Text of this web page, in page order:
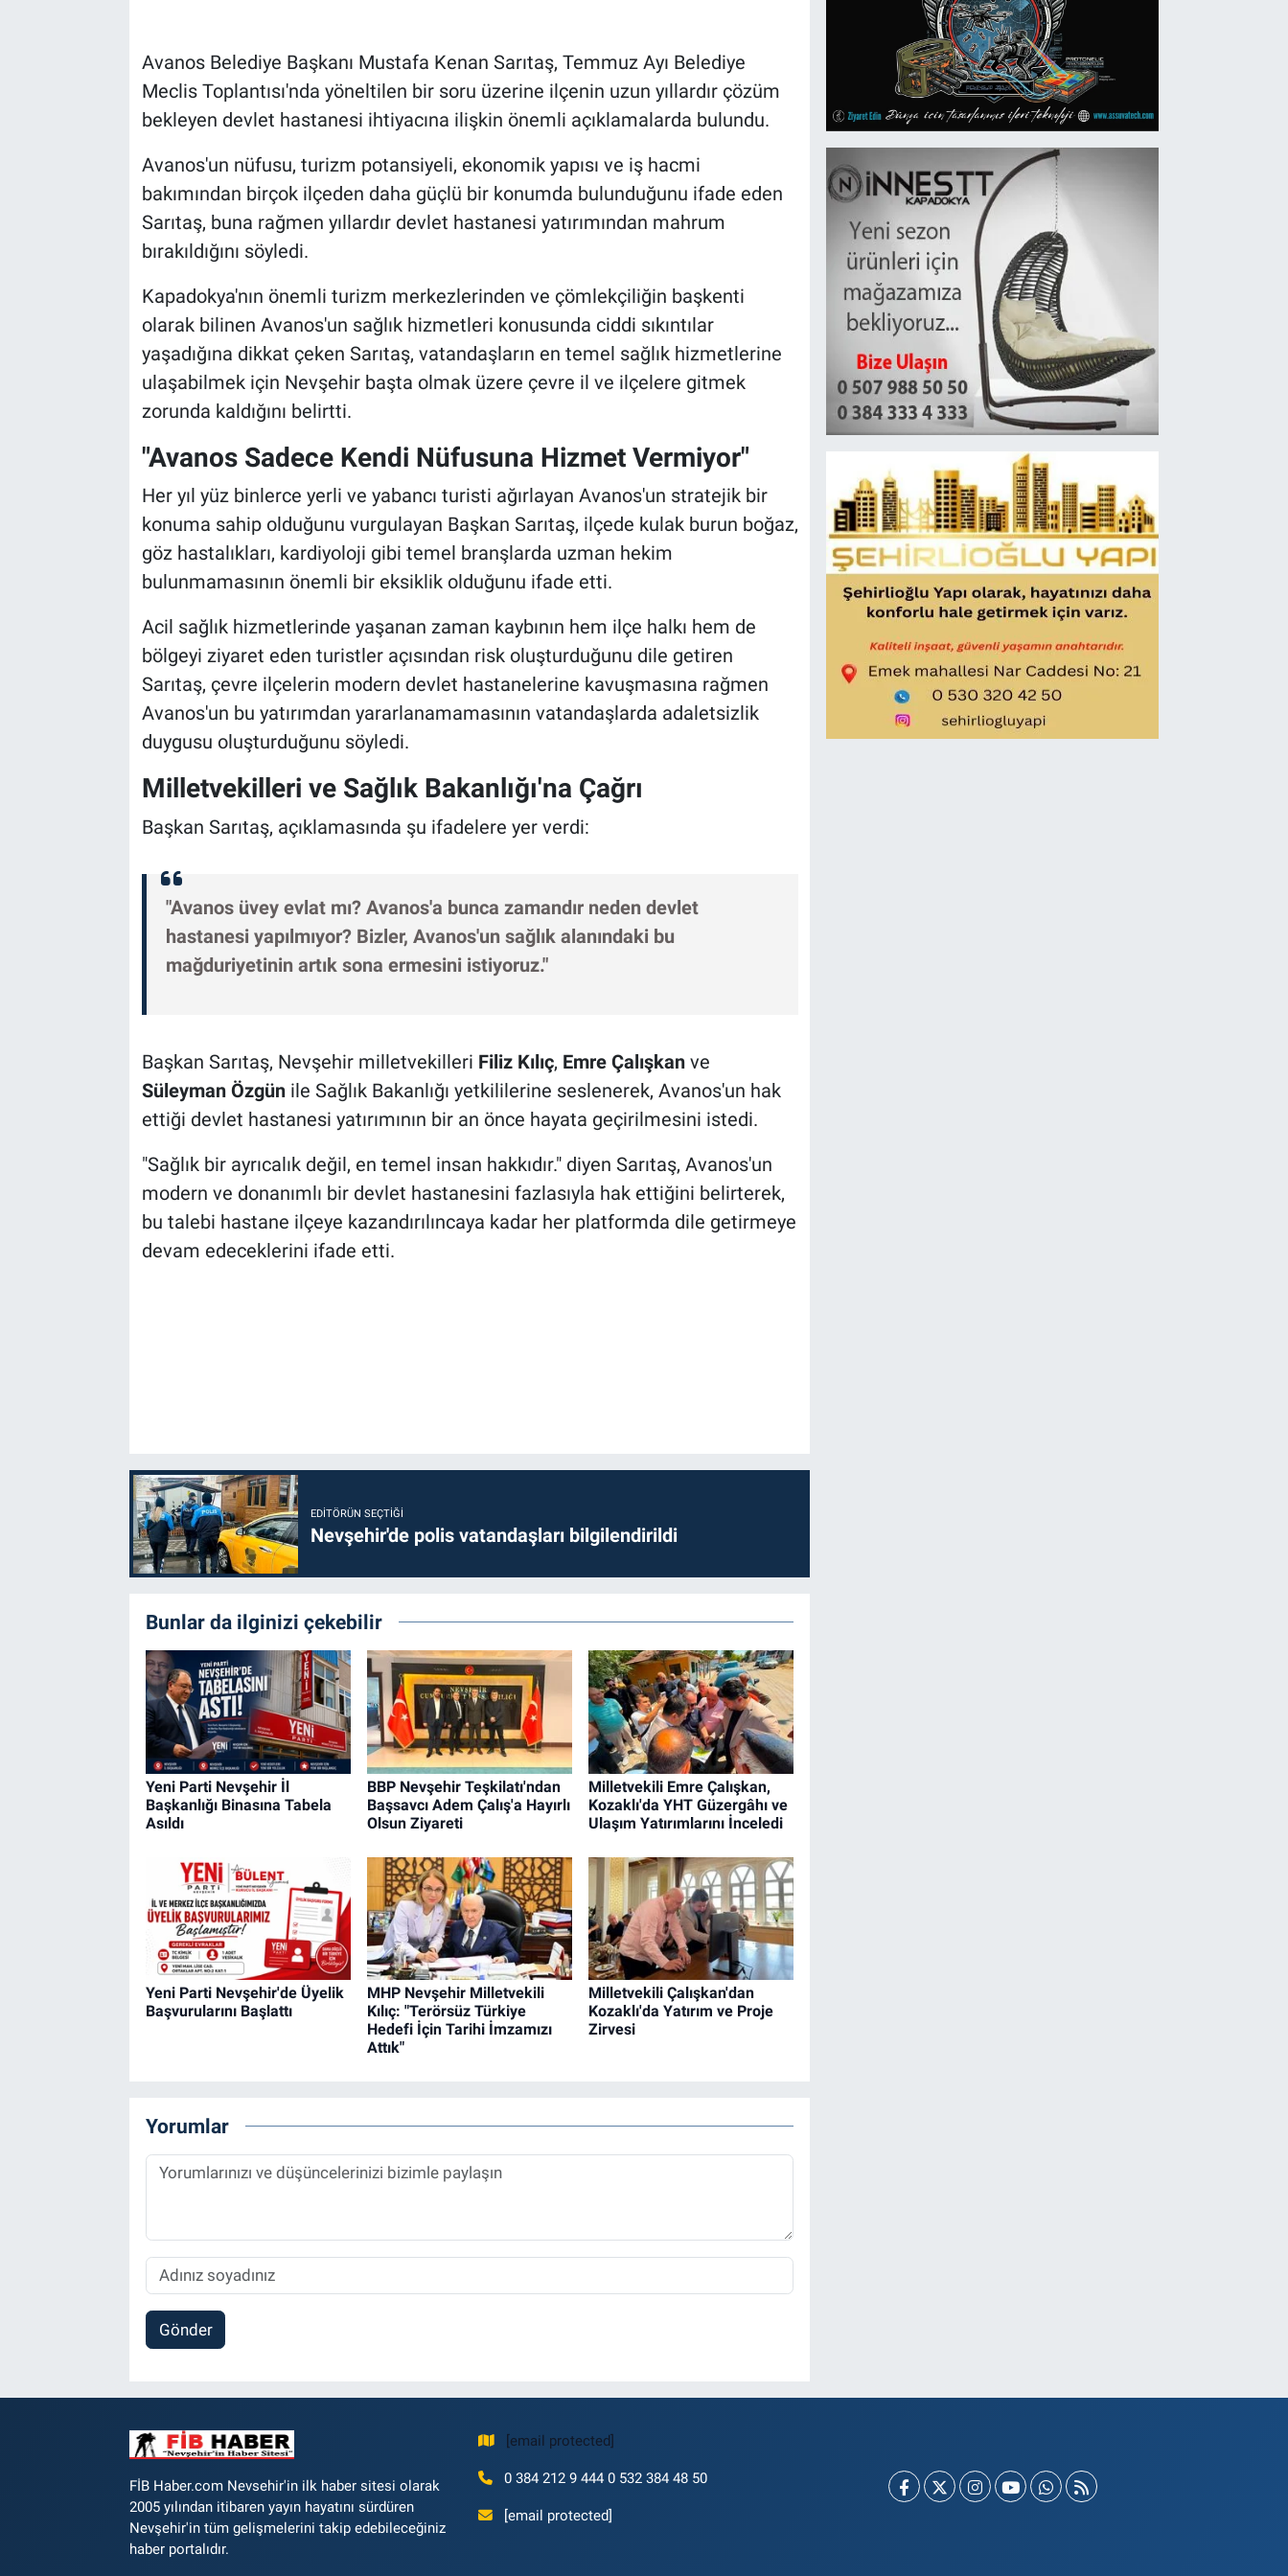
Avanos Belediye Başkanı Mustafa Kenan Sarıtaş, Temmuz Ayı Belediye
Meclis Toplantısı'nda yöneltilen bir soru üzerine ilçenin uzun yıllardır çözüm
bekleyen devlet hastanesi ihtiyacına ilişkin önemli açıklamalarda bulundu.
Avanos'un nüfusu, turizm potansiyeli, ekonomik yapısı ve iş hacmi
bakımından birçok ilçeden daha güçlü bir konumda bulunduğunu ifade eden
Sarıtaş, buna rağmen yıllardır devlet hastanesi yatırımından mahrum
bırakıldığını söyledi.
Kapadokya'nın önemli turizm merkezlerinden ve çömlekçiliğin başkenti
olarak bilinen Avanos'un sağlık hizmetleri konusunda ciddi sıkıntılar
yaşadığına dikkat çeken Sarıtaş, vatandaşların en temel sağlık hizmetlerine
ulaşabilmek için Nevşehir başta olmak üzere çevre il ve ilçelere gitmek
zorunda kaldığını belirtti.
"Avanos Sadece Kendi Nüfusuna Hizmet Vermiyor"
Her yıl yüz binlerce yerli ve yabancı turisti ağırlayan Avanos'un stratejik bir
konuma sahip olduğunu vurgulayan Başkan Sarıtaş, ilçede kulak burun boğaz,
göz hastalıkları, kardiyoloji gibi temel branşlarda uzman hekim
bulunmamasının önemli bir eksiklik olduğunu ifade etti.
Acil sağlık hizmetlerinde yaşanan zaman kaybının hem ilçe halkı hem de
bölgeyi ziyaret eden turistler açısından risk oluşturduğunu dile getiren
Sarıtaş, çevre ilçelerin modern devlet hastanelerine kavuşmasına rağmen
Avanos'un bu yatırımdan yararlanamamasının vatandaşlarda adaletsizlik
duygusu oluşturduğunu söyledi.
Milletvekilleri ve Sağlık Bakanlığı'na Çağrı
Başkan Sarıtaş, açıklamasında şu ifadelere yer verdi:
"Avanos üvey evlat mı? Avanos'a bunca zamandır neden devlet
hastanesi yapılmıyor? Bizler, Avanos'un sağlık alanındaki bu
mağduriyetinin artık sona ermesini istiyoruz."
Başkan Sarıtaş, Nevşehir milletvekilleri Filiz Kılıç, Emre Çalışkanve
Süleyman Özgünile Sağlık Bakanlığı yetkililerine seslenerek, Avanos'un hak
ettiği devlet hastanesi yatırımının bir an önce hayata geçirilmesini istedi.
"Sağlık bir ayrıcalık değil, en temel insan hakkıdır." diyen Sarıtaş, Avanos'un
modern ve donanımlı bir devlet hastanesini fazlasıyla hak ettiğini belirterek,
bu talebi hastane ilçeye kazandırılıncaya kadar her platformda dile getirmeye
devam edeceklerini ifade etti.
EDITÖRÜN SEÇTIĞI
Nevşehir'de polis vatandaşları bilgilendirildi
Bunlar da ilginizi çekebilir
Yeni Parti Nevşehir İl
Başkanlığı Binasına Tabela
Asıldı
BBP Nevşehir Teşkilatı'ndan
Başsavcı Adem Çalış'a Hayırlı
Olsun Ziyareti
Milletvekili Emre Çalışkan,
Kozaklı'da YHT Güzergâhı ve
Ulaşım Yatırımlarını İnceledi
Yeni Parti Nevşehir'de Üyelik
Başvurularını Başlattı
MHP Nevşehir Milletvekili
Kılıç: "Terörsüz Türkiye
Hedefi İçin Tarihi İmzamızı
Attık"
Milletvekili Çalışkan'dan
Kozaklı'da Yatırım ve Proje
Zirvesi
Yorumlar
Gönder
FİB Haber.com Nevsehir'in ilk haber sitesi olarak
2005 yılından itibaren yayın hayatını sürdüren
Nevşehir'in tüm gelişmelerini takip edebileceğiniz
haber portalıdır.
[email protected]
0 384 212 9 444 0 532 384 48 50
[email protected]
Kültür - Sanat
Haberde İnsan